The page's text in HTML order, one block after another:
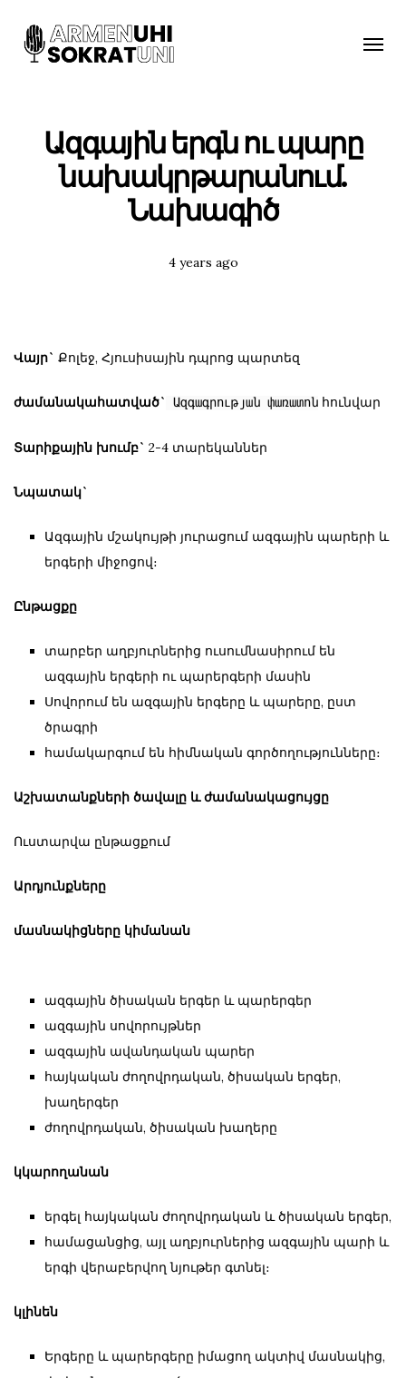
Toggle
Ազգային երգն ու պարը
նախակրթարանում.
Նախագիծ
Posted
4 years ago
Վայր` Քոլեջ, Հյուսիսային դպրոց պարտեզ
ժամանակահատված` Ազգագրության փառատոն հունվար
Տարիքային խումբ` 2-4 տարեկաններ
Նպատակ`
Ազգային մշակույթի յուրացում ազգային պարերի և
երգերի միջոցով։
Ընթացքը
տարբեր աղբյուրներից ուսումնասիրում են
ազգային երգերի ու պարերգերի մասին
Սովորում են ազգային երգերը և պարերը, ըստ
ծրագրի
համակարգում են հիմնական գործողությունները։
Աշխատանքների ծավալը և ժամանակացույցը
Ուստարվա ընթացքում
Արդյունքները
մասնակիցները կիմանան
ազգային ծիսական երգեր և պարերգեր
ազգային սովորույթներ
ազգային ավանդական պարեր
հայկական ժողովրդական, ծիսական երգեր,
խաղերգեր
ժողովրդական, ծիսական խաղերը
կկարողանան
երգել հայկական ժողովրդական և ծիսական երգեր,
համացանցից, այլ աղբյուրներից ազգային պարի և
երգի վերաբերվող նյութեր գտնել։
կլինեն
Երգերը և պարերգերը իմացող ակտիվ մասնակից,